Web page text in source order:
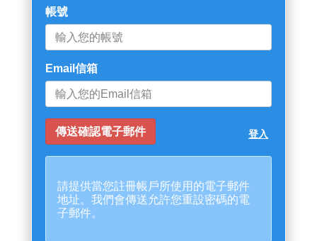
帳號
Email信箱
登入
請提供當您註冊帳戶所使用的電子郵件
地址。我們會傳送允許您重設密碼的電
子郵件。